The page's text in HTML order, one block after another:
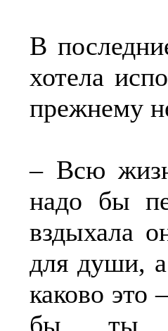
В
хотела
прежнему
– Всю
надо бы
вздыхала
для души,
каково это
бы ты